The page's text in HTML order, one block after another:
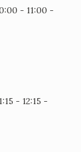
- 11:00 -
- 12:15 -